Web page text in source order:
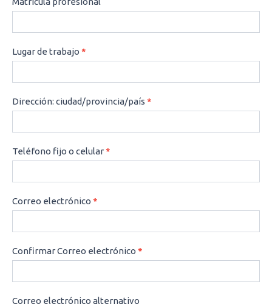
Lugar de trabajo *
Dirección: ciudad/provincia/país *
Teléfono fijo o celular*
Correo electrónico *
Confirmar Correo electrónico *
Correo electrónico alternativo